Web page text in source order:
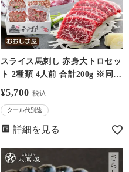
スライス馬刺し 赤身大トロセッ
ト 2種類 4人前 合計200g ※同住
所に2セット以上でタレプレゼ
冷凍便・同梱可能＞ カット済み
刺身 贈り物やギフトに 赤身上
馬肉 大嶌屋（おおしまや）
【0308523】
¥5,700 税込
クール代別途
詳細を見る